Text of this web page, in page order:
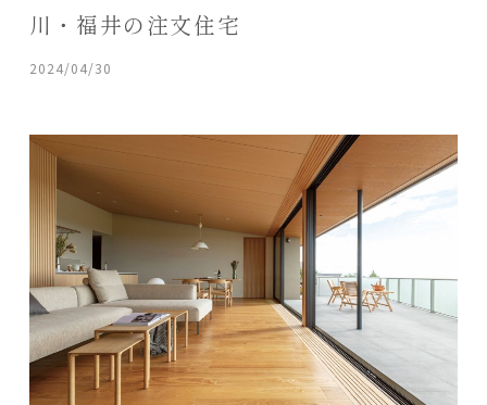
CONTENTS
ARS HOMEとは
- ARS WAY
- 設計コンセプト
- 商品コンセプト
コラム
土地情報
お知らせ
ブログ
川・福井の注文住宅
2024/04/30